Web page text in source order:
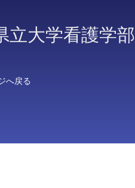
立大学看護学
へ戻る